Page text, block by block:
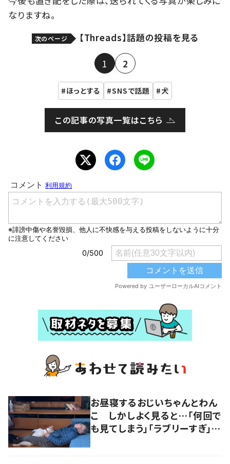
なりますね。
次のページ 【Threads】話題の投稿を見る
1 2
ほっとする SNSで話題 犬
この記事の写真一覧はこちら
お昼寝するおじいちゃんとわん
こ しかしよく見ると…「何回で
も見てしまう」「ラブリーすぎ」の